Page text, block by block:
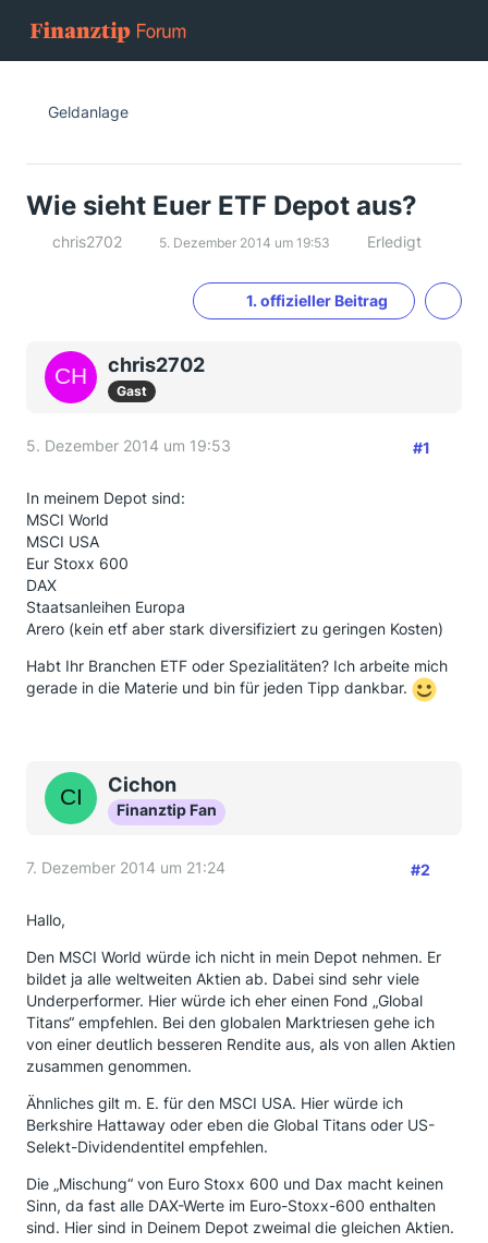
Geldanlage
Wie sieht Euer ETF Depot aus?
chris2702 5. Dezember 2014 um 19:53 Erledigt
1. offizieller Beitrag
chris2702
Gast
5. Dezember 2014 um 19:53 #1
In meinem Depot sind:
MSCI World
MSCI USA
Eur Stoxx 600
DAX
Staatsanleihen Europa
Arero (kein etf aber stark diversifiziert zu geringen Kosten)
Habt Ihr Branchen ETF oder Spezialitäten? Ich arbeite mich
gerade in die Materie und bin für jeden Tipp dankbar.
Cichon
Finanztip Fan
7. Dezember 2014 um 21:24 #2
Hallo,
Den MSCI World würde ich nicht in mein Depot nehmen. Er
bildet ja alle weltweiten Aktien ab. Dabei sind sehr viele
Underperformer. Hier würde ich eher einen Fond „Global
Titans“ empfehlen. Bei den globalen Marktriesen gehe ich
von einer deutlich besseren Rendite aus, als von allen Aktien
zusammen genommen.
Ähnliches gilt m. E. für den MSCI USA. Hier würde ich
Berkshire Hattaway oder eben die Global Titans oder US-
Selekt-Dividendentitel empfehlen.
Die „Mischung“ von Euro Stoxx 600 und Dax macht keinen
Sinn, da fast alle DAX-Werte im Euro-Stoxx-600 enthalten
sind. Hier sind in Deinem Depot zweimal die gleichen Aktien.